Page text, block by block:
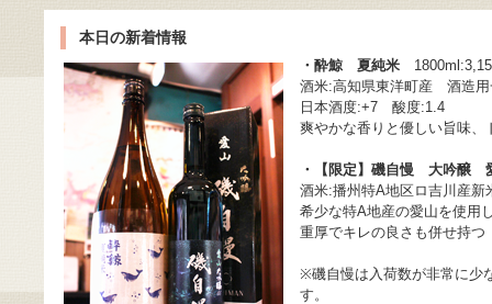
本日の新着情報
・酔鯨 夏純米
酒米:高知県東洋町産 酒造
日本酒度:+7 酸度:1.4
爽やかな香りと優しい旨味
・【限定】磯自慢 大吟醸
酒米:播州特A地区ロ吉川産
希少な特A地産の愛山を使用
重厚でキレの良さも併せ持
※磯自慢は入荷数が非常に少
す。